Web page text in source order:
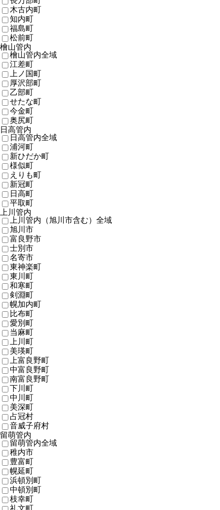
木古内町
知内町
福島町
松前町
檜山管内
檜山管内全域
江差町
上ノ国町
厚沢部町
乙部町
せたな町
今金町
奥尻町
日高管内
日高管内全域
浦河町
新ひだか町
様似町
えりも町
新冠町
日高町
平取町
上川管内
上川管内（旭川市含む）全域
旭川市
富良野市
士別市
名寄市
東神楽町
東川町
和寒町
剣淵町
幌加内町
比布町
愛別町
当麻町
上川町
美瑛町
上富良野町
中富良野町
南富良野町
下川町
中川町
美深町
占冠村
音威子府村
留萌管内
留萌管内全域
稚内市
豊富町
幌延町
浜頓別町
中頓別町
枝幸町